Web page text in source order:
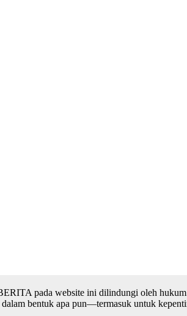
pada website ini dilindungi oleh
dalam bentuk apa pun—termasuk untuk